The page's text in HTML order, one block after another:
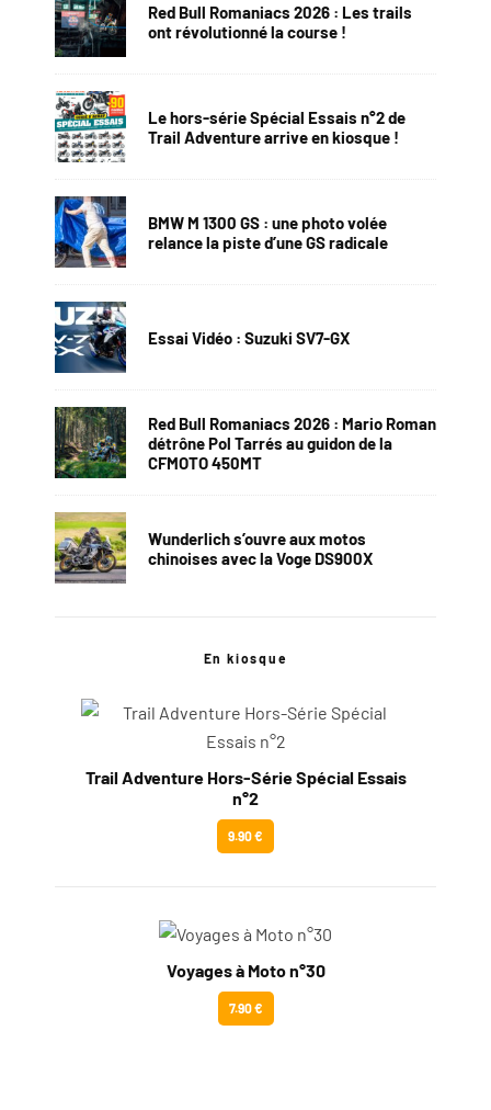
Red Bull Romaniacs 2026 : Les trails
ont révolutionné la course !
Le hors-série Spécial Essais n°2 de
Trail Adventure arrive en kiosque !
BMW M 1300 GS : une photo volée
relance la piste d’une GS radicale
Essai Vidéo : Suzuki SV7-GX
Red Bull Romaniacs 2026 : Mario Roman
détrône Pol Tarrés au guidon de la
CFMOTO 450MT
Wunderlich s’ouvre aux motos
chinoises avec la Voge DS900X
En kiosque
Trail Adventure Hors-Série Spécial Essais
n°2
9.90 €
Voyages à Moto n°30
7.90 €